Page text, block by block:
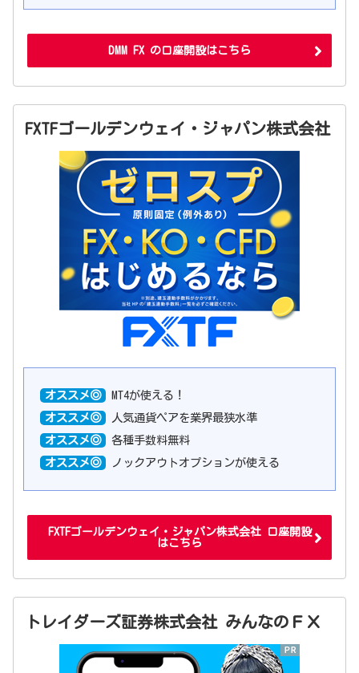
DMM FX の口座開設はこちら
FXTFゴールデンウェイ・ジャパン株式会社
オススメ◎ MT4が使える！
オススメ◎ 人気通貨ペアを業界最狭水準
オススメ◎ 各種手数料無料
オススメ◎ ノックアウトオプションが使える
FXTFゴールデンウェイ・ジャパン株式会社 口座開設
はこちら
トレイダーズ証券株式会社 みんなのＦＸ